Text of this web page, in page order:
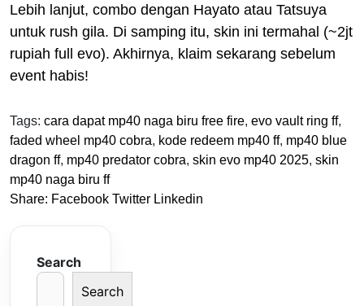
Lebih lanjut, combo dengan Hayato atau Tatsuya
untuk rush gila. Di samping itu, skin ini termahal (~2jt
rupiah full evo). Akhirnya, klaim sekarang sebelum
event habis!
Tags: cara dapat mp40 naga biru free fire, evo vault ring ff,
faded wheel mp40 cobra, kode redeem mp40 ff, mp40 blue
dragon ff, mp40 predator cobra, skin evo mp40 2025, skin
mp40 naga biru ff
Share: Facebook Twitter Linkedin
Search
Search